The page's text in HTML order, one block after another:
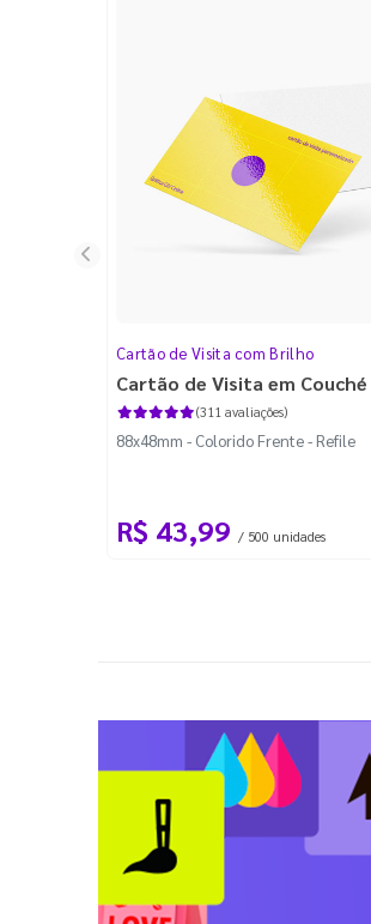
Cartão de Visita com Brilho
Cartão de Visita em
(311 avaliações)
88x48mm - Colorido Frente - Refile
R$ 43,99 / 500 unidades